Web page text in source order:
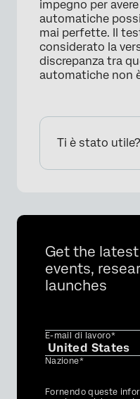
impegno per
automatiche
mai perfette. Il
considerato la
discrepanza tra
automatiche non
Ti è stato utile?
Get the
events,
launches
E-mail di lavoro*
Nazione*
Privacy
Fornendo queste